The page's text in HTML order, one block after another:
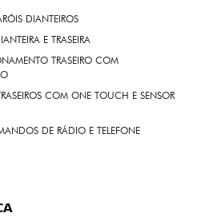
DIANTEIROS
E TRASEIRA
TRASEIRO COM
COM ONE TOUCH E SENSOR
DE RÁDIO E TELEFONE